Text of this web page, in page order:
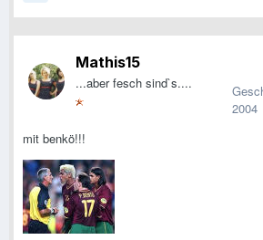
Mathis15
...aber fesch sind`s....
2004
mit benkö!!!